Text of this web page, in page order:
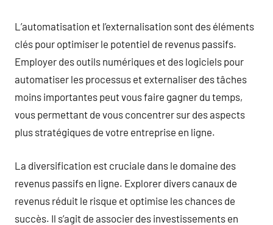
L’automatisation et l’externalisation sont des éléments
clés pour optimiser le potentiel de revenus passifs.
Employer des outils numériques et des logiciels pour
automatiser les processus et externaliser des tâches
moins importantes peut vous faire gagner du temps,
vous permettant de vous concentrer sur des aspects
plus stratégiques de votre entreprise en ligne.
La diversification est cruciale dans le domaine des
revenus passifs en ligne. Explorer divers canaux de
revenus réduit le risque et optimise les chances de
succès. Il s’agit de associer des investissements en